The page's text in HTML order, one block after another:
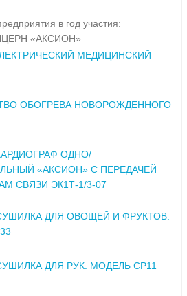
в год участия:
«АКСИОН»
МЕДИЦИНСКИЙ
ОБОГРЕВА НОВОРОЖДЕННОГО
ОДНО/
«АКСИОН» С ПЕРЕДАЧЕЙ
СВЯЗИ ЭК1Т-1/3-07
ДЛЯ ОВОЩЕЙ И ФРУКТОВ.
ДЛЯ РУК. МОДЕЛЬ СР11